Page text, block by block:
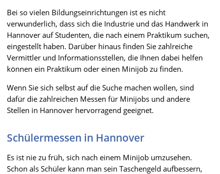
Bei so vielen Bildungseinrichtungen ist es nicht
verwunderlich, dass sich die Industrie und das Handwerk in
Hannover auf Studenten, die nach einem Praktikum suchen,
eingestellt haben. Darüber hinaus finden Sie zahlreiche
Vermittler und Informationsstellen, die Ihnen dabei helfen
können ein Praktikum oder einen Minijob zu finden.
Wenn Sie sich selbst auf die Suche machen wollen, sind
dafür die zahlreichen Messen für Minijobs und andere
Stellen in Hannover hervorragend geeignet.
Schülermessen in Hannover
Es ist nie zu früh, sich nach einem Minijob umzusehen.
Schon als Schüler kann man sein Taschengeld aufbessern,